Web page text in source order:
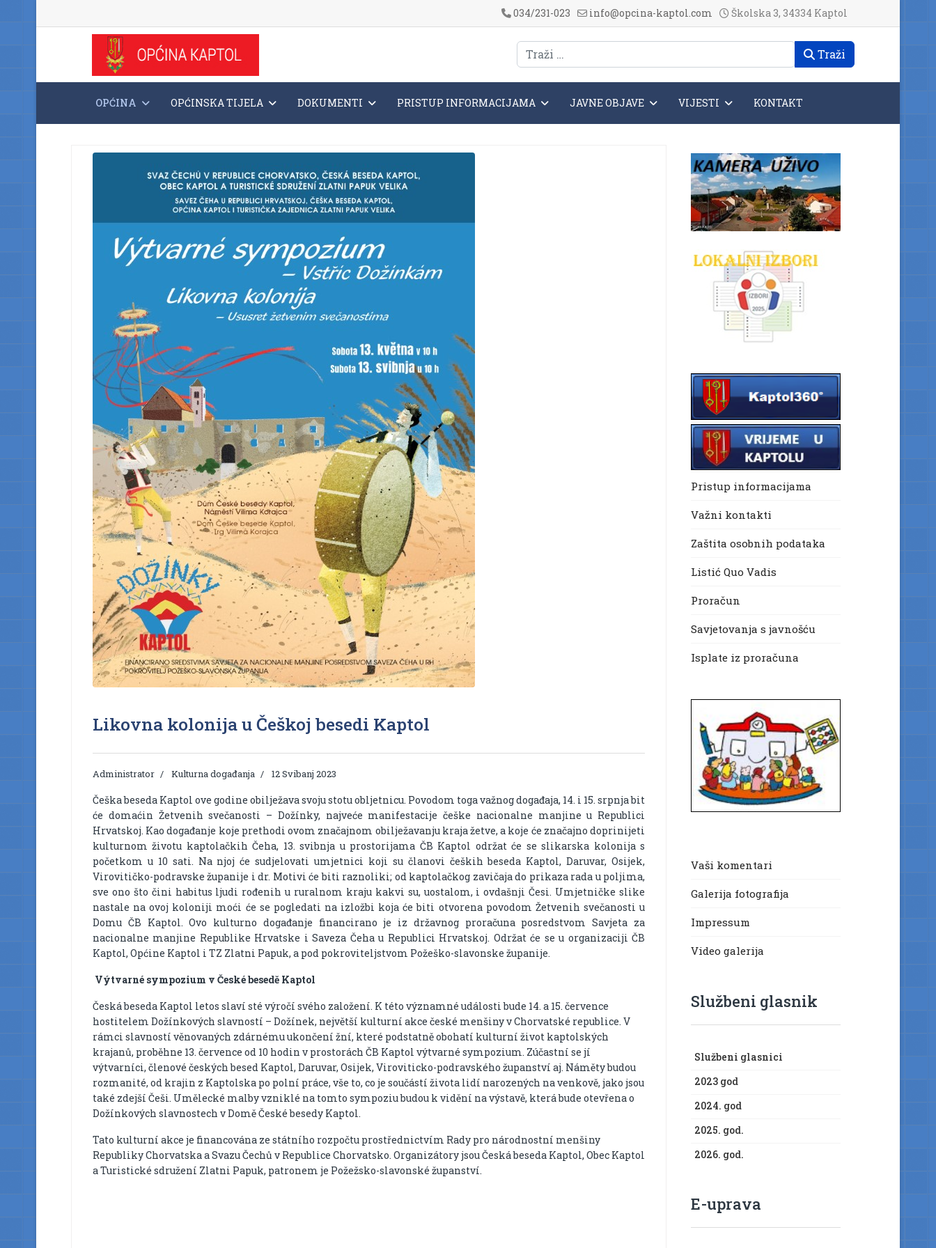
034/231-023 info@opcina-kaptol.com Školska 3, 34334 Kaptol
Traži
OPĆINA OPĆINSKA TIJELA DOKUMENTI PRISTUP INFORMACIJAMA JAVNE OBJAVE VIJESTI KONTAKT
Likovna kolonija u Češkoj besedi Kaptol
Administrator Kulturna događanja 12 Svibanj 2023
Češka beseda Kaptol ove godine obilježava svoju stotu obljetnicu. Povodom toga važnog događaja, 14. i 15. srpnja bit
će domaćin Žetvenih svečanosti – Dožínky, najveće manifestacije češke nacionalne manjine u Republici
Hrvatskoj. Kao događanje koje prethodi ovom značajnom obilježavanju kraja žetve, a koje će značajno doprinijeti
kulturnom životu kaptolačkih Čeha, 13. svibnja u prostorijama ČB Kaptol održat će se slikarska kolonija s
početkom u 10 sati. Na njoj će sudjelovati umjetnici koji su članovi čeških beseda Kaptol, Daruvar, Osijek,
Virovitičko-podravske županije i dr. Motivi će biti raznoliki; od kaptolačkog zavičaja do prikaza rada u poljima,
sve ono što čini habitus ljudi rođenih u ruralnom kraju kakvi su, uostalom, i ovdašnji Česi. Umjetničke slike
nastale na ovoj koloniji moći će se pogledati na izložbi koja će biti otvorena povodom Žetvenih svečanosti u
Domu ČB Kaptol. Ovo kulturno događanje financirano je iz državnog proračuna posredstvom Savjeta za
nacionalne manjine Republike Hrvatske i Saveza Čeha u Republici Hrvatskoj. Održat će se u organizaciji ČB
Kaptol, Općine Kaptol i TZ Zlatni Papuk, a pod pokroviteljstvom Požeško-slavonske županije.
Výtvarné sympozium v České besedě Kaptol
Česká beseda Kaptol letos slaví sté výročí svého založení. K této významné události bude 14. a 15. července
hostitelem Dožínkových slavností – Dožínek, největší kulturní akce české menšiny v Chorvatské republice. V
rámci slavností věnovaných zdárnému ukončení žní, které podstatně obohatí kulturní život kaptolských
krajanů, proběhne 13. července od 10 hodin v prostorách ČB Kaptol výtvarné sympozium. Zúčastní se jí
výtvarníci, členové českých besed Kaptol, Daruvar, Osijek, Viroviticko-podravského županství aj. Náměty budou
rozmanité, od krajin z Kaptolska po polní práce, vše to, co je součástí života lidí narozených na venkově, jako jsou
také zdejší Češi. Umělecké malby vzniklé na tomto sympoziu budou k vidění na výstavě, která bude otevřena o
Dožínkových slavnostech v Domě České besedy Kaptol.
Tato kulturní akce je financována ze státního rozpočtu prostřednictvím Rady pro národnostní menšiny
Republiky Chorvatska a Svazu Čechů v Republice Chorvatsko. Organizátory jsou Česká beseda Kaptol, Obec Kaptol
a Turistické sdružení Zlatni Papuk, patronem je Požežsko-slavonské županství.
Pristup informacijama
Važni kontakti
Zaštita osobnih podataka
Listić Quo Vadis
Proračun
Savjetovanja s javnošću
Isplate iz proračuna
Vaši komentari
Galerija fotografija
Impressum
Video galerija
Službeni glasnik
Službeni glasnici
2023 god
2024. god
2025. god.
2026. god.
E-uprava